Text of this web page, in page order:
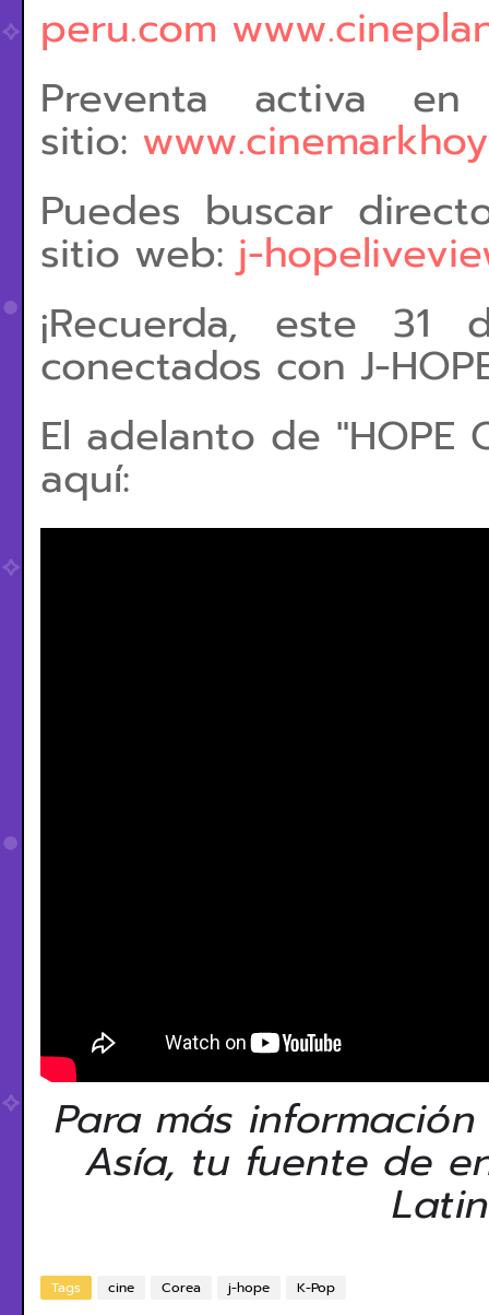
peru.com
Preventa activa
sitio:
Puedes buscar
sitio web: j-
¡Recuerda, este 31
conectados con J-
El adelanto de "HOPE
aquí:
Para más
Asía, tu fuente de
Tags cine Corea j-hope K-Pop